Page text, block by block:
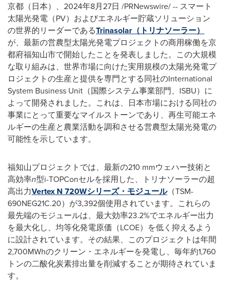
京都（日本）、2024年8月27日 /PRNewswire/ -- スマート
太陽光発電（PV）およびエネルギー貯蔵ソリューション
の世界的リーダーであるTrinasolar（トリナソーラー）
が、最新の営農型太陽光発電プロジェクトの商用稼働を京
都府福知山市で開始したことを発表しました。この大規模
な取り組みは、世界市場に向けた実用規模の太陽光発電プ
ロジェクトの生産と提供を専門とする同社のInternational
System Business Unit（国際システム事業部門、ISBU）に
よって開発されました。これは、日本市場における同社の
事業にとって重要なマイルストーンであり、再生可能エネ
ルギーの生産と農業活動を調和させる営農型太陽光発電の
可能性を示しています。
福知山プロジェクトでは、最新の210 mmウェハー技術と
高効率n型i-TOPConセルを採用した、トリナソーラーの超
高出力Vertex N 720Wシリーズ・モジュール（TSM-
690NEG21C.20）が3,392個使用されています。これらの
最先端のモジュールは、最大効率23.2%でエネルギー出力
を最大化し、均等化発電原価（LCOE）を低く抑えるよう
に設計されています。その結果、このプロジェクトは年間
2,700MWhのクリーン・エネルギーを発電し、毎年約1,760
トンの二酸化炭素排出量を削減することが期待されていま
す。